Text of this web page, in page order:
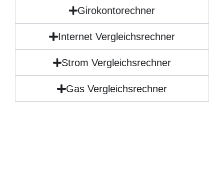
Girokontorechner
Internet Vergleichsrechner
Strom Vergleichsrechner
Gas Vergleichsrechner